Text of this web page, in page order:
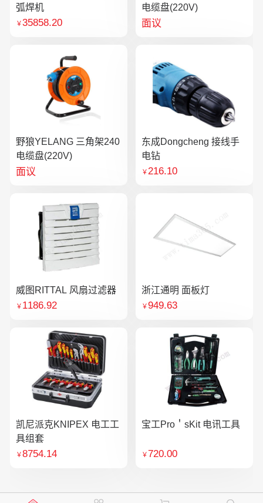
弧焊机
￥35858.20
电缆盘(220V)
面议
野狼YELANG 三角架240
电缆盘(220V)
面议
东成Dongcheng 接线手
电钻
￥216.10
威图RITTAL 风扇过滤器
￥ 1186.92
浙江通明 面板灯
￥949.63
凯尼派克KNIPEX 电工工
具组套
￥8754.14
宝工Pro＇sKit 电讯工具
￥720.00